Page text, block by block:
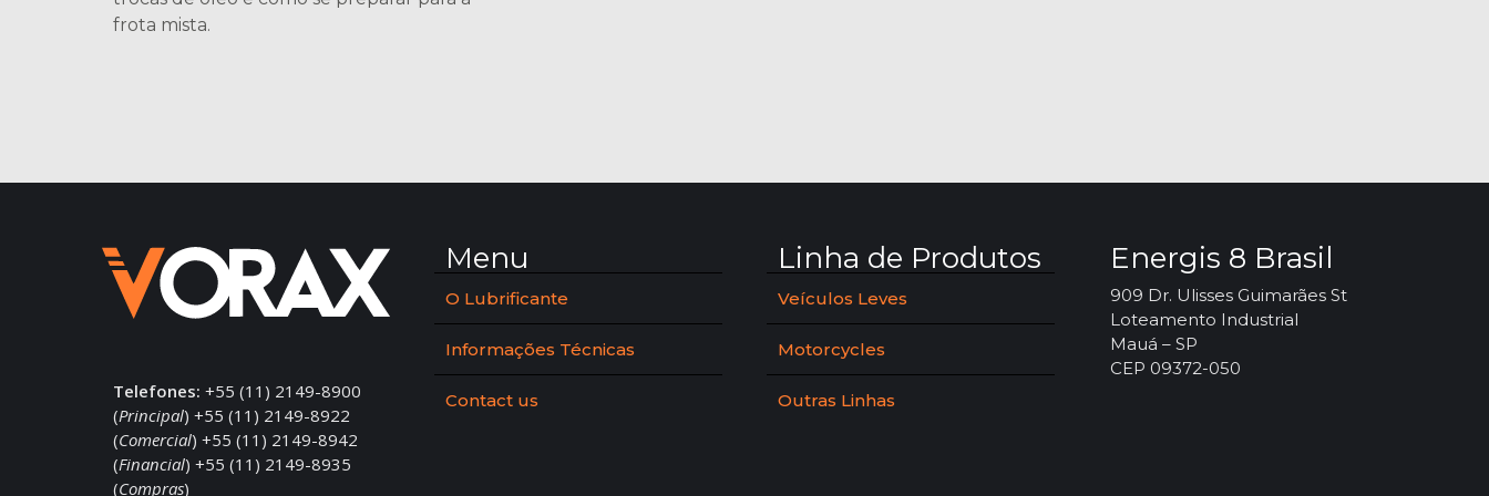
frota mista.
Telefones: +55 (11) 2149-8900
(Principal) +55 (11) 2149-8922
(Comercial) +55 (11) 2149-8942
(Financial) +55 (11) 2149-8935
(Compras)
Menu
O Lubrificante
Informações Técnicas
Contact us
Linha de Produtos
Veículos Leves
Motorcycles
Outras Linhas
Energis 8 Brasil
909 Dr. Ulisses Guimarães St
Loteamento Industrial
Mauá – SP
CEP 09372-050